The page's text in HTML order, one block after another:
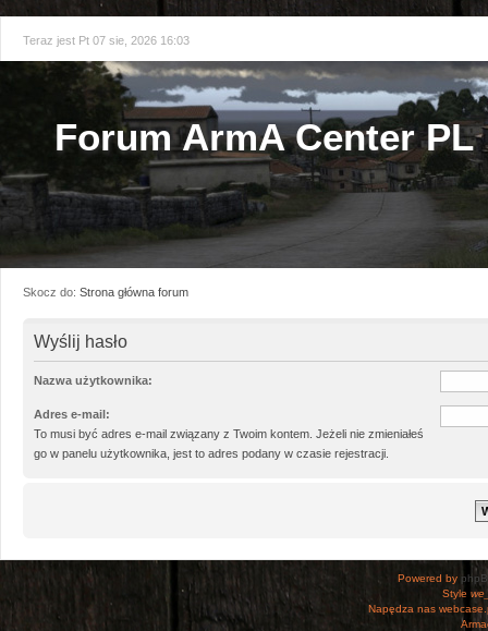
Teraz jest Pt 07 sie, 2026 16:03
Forum ArmA Center PL
Skocz do: Strona główna forum
Wyślij hasło
Nazwa użytkownika:
Adres e-mail:
To musi być adres e-mail związany z Twoim kontem. Jeżeli nie zmieniałeś
go w panelu użytkownika, jest to adres podany w czasie rejestracji.
Powered by
Style
Napędza nas